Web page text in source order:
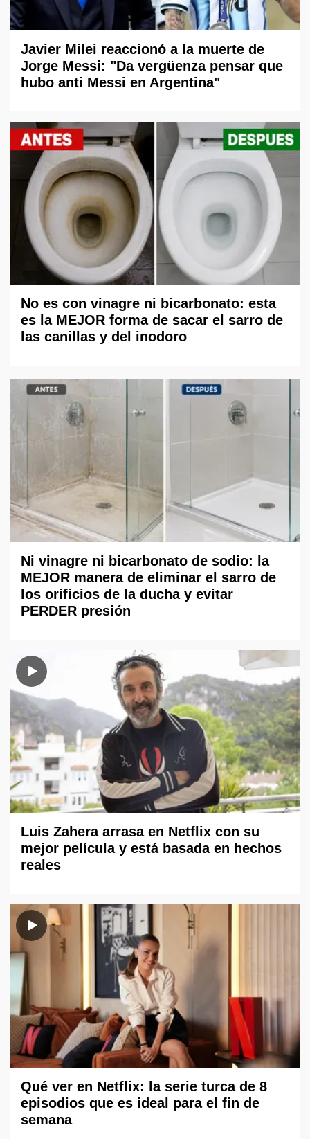
Javier Milei reaccionó a la muerte de
Jorge Messi: "Da vergüenza pensar que
hubo anti Messi en Argentina"
No es con vinagre ni bicarbonato: esta
es la MEJOR forma de sacar el sarro de
las canillas y del inodoro
Ni vinagre ni bicarbonato de sodio: la
MEJOR manera de eliminar el sarro de
los orificios de la ducha y evitar
PERDER presión
Luis Zahera arrasa en Netflix con su
mejor película y está basada en hechos
reales
Qué ver en Netflix: la serie turca de 8
episodios que es ideal para el fin de
semana